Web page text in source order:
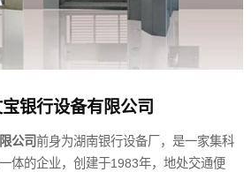
银行设备有限公司
公司前身为湖南银行设备厂，是一家集科
体的企业，创建于1983年，地处交通便